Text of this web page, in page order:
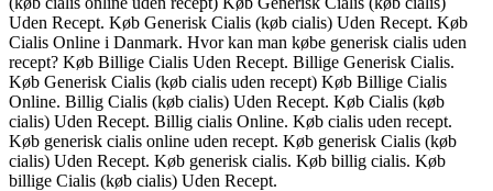
Uden Recept. Køb Generisk Cialis (køb cialis) Uden Recept. Køb
Cialis Online i Danmark. Hvor kan man købe generisk cialis uden
recept? Køb Billige Cialis Uden Recept. Billige Generisk Cialis.
Køb Generisk Cialis (køb cialis uden recept) Køb Billige Cialis
Online. Billig Cialis (køb cialis) Uden Recept. Køb Cialis (køb
cialis) Uden Recept. Billig cialis Online. Køb cialis uden recept.
Køb generisk cialis online uden recept. Køb generisk Cialis (køb
cialis) Uden Recept. Køb generisk cialis. Køb billig cialis. Køb
billige Cialis (køb cialis) Uden Recept.